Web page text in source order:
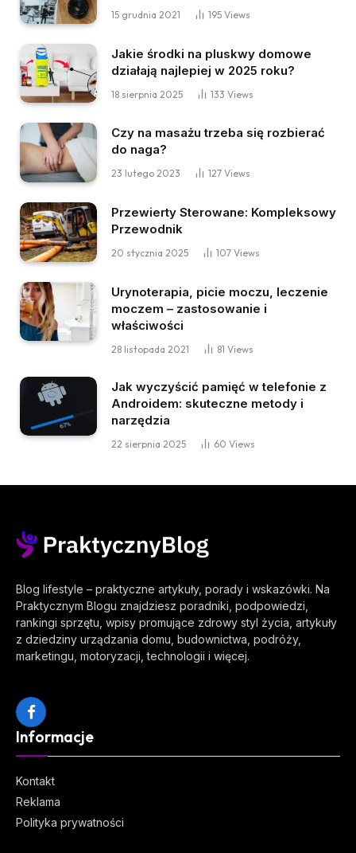
15 grudnia 2021 195 Views
Jakie środki na pluskwy domowe
działają najlepiej w 2025 roku?
18 sierpnia 2025 133 Views
Czy na masażu trzeba się rozbierać
do naga?
23 lutego 2023 127 Views
Przewierty Sterowane: Kompleksowy
Przewodnik
20 stycznia 2025 107 Views
Urynoterapia, picie moczu, leczenie
moczem – zastosowanie i
właściwości
28 listopada 2021 81 Views
Jak wyczyścić pamięć w telefonie z
Androidem: skuteczne metody i
narzędzia
22 sierpnia 2025 60 Views
Blog lifestyle – praktyczne artykuły, porady i wskazówki. Na
Praktycznym Blogu znajdziesz poradniki, podpowiedzi,
rankingi sprzętu, wpisy promujące zdrowy styl życia, artykuły
z dziedziny urządzania domu, budownictwa, podróży,
marketingu, motoryzacji, technologii i więcej.
Facebook
Informacje
Kontakt
Reklama
Polityka prywatności